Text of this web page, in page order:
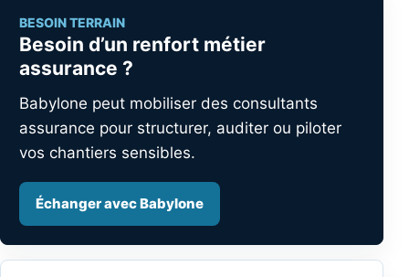
BESOIN TERRAIN
Besoin d’un renfort métier
assurance ?
Babylone peut mobiliser des consultants
assurance pour structurer, auditer ou piloter
vos chantiers sensibles.
Échanger avec Babylone